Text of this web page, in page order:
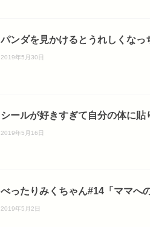
パンダを見かけるとうれしくな
2019年5月30日
シールが好きすぎて自分の体に
2019年5月16日
べったりみくちゃん#14「ママへ
2019年5月2日